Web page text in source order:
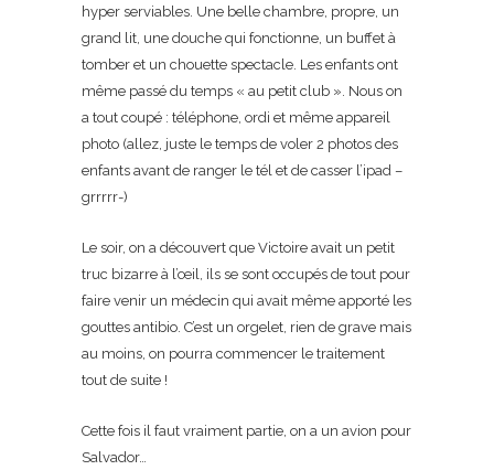
hyper serviables. Une belle chambre, propre, un
grand lit, une douche qui fonctionne, un buffet à
tomber et un chouette spectacle. Les enfants ont
même passé du temps « au petit club ». Nous on
a tout coupé : téléphone, ordi et même appareil
photo (allez, juste le temps de voler 2 photos des
enfants avant de ranger le tél et de casser l’ipad –
grrrrr-)
Le soir, on a découvert que Victoire avait un petit
truc bizarre à l’œil, ils se sont occupés de tout pour
faire venir un médecin qui avait même apporté les
gouttes antibio. C’est un orgelet, rien de grave mais
au moins, on pourra commencer le traitement
tout de suite !
Cette fois il faut vraiment partie, on a un avion pour
Salvador…